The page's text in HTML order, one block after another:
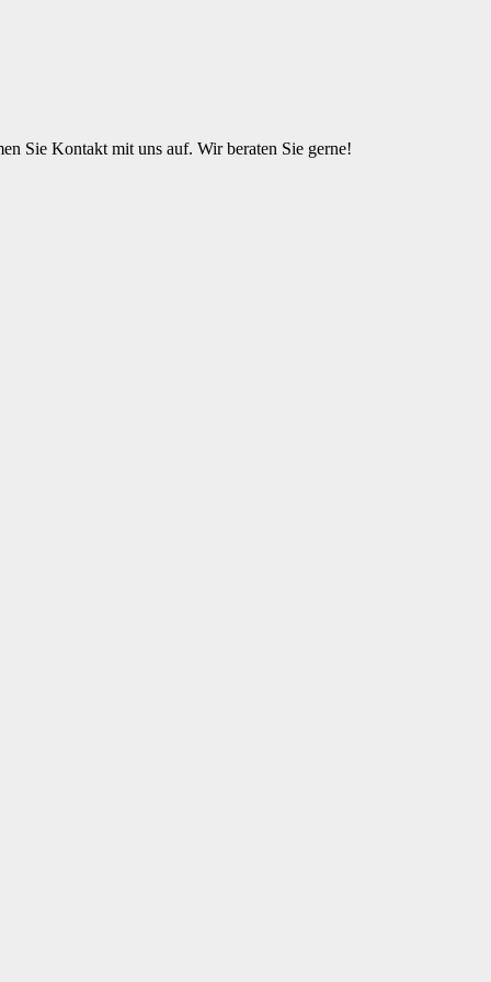
Sie Kontakt mit uns auf. Wir beraten Sie gerne!